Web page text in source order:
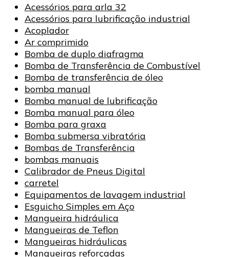
Acessórios para arla 32
Acessórios para lubrificação industrial
Acoplador
Ar comprimido
Bomba de duplo diafragma
Bomba de Transferência de Combustível
Bomba de transferência de óleo
bomba manual
Bomba manual de lubrificação
Bomba manual para óleo
Bomba para graxa
Bomba submersa vibratória
Bombas de Transferência
bombas manuais
Calibrador de Pneus Digital
carretel
Equipamentos de lavagem industrial
Esguicho Simples em Aço
Mangueira hidráulica
Mangueiras de Teflon
Mangueiras hidráulicas
Mangueiras reforçadas